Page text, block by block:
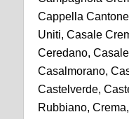
Cappella
Uniti, Casale
Ceredano,
Casalmorano,
Castelverde,
Rubbiano,